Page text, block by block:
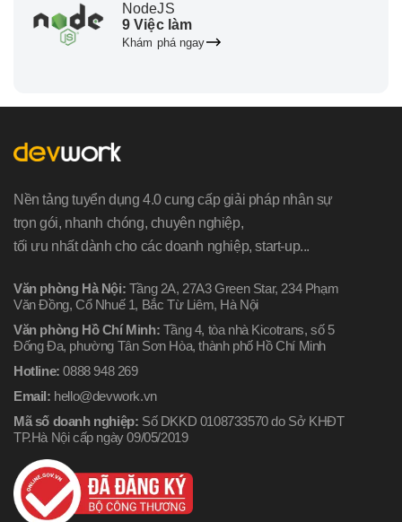
NodeJS
9 Việc làm
Khám phá ngay
Nền tảng tuyển dụng 4.0 cung cấp giải pháp nhân sự
trọn gói, nhanh chóng, chuyên nghiệp,
tối ưu nhất dành cho các doanh nghiệp, start-up...
Văn phòng Hà Nội: Tầng 2A, 27A3 Green Star, 234 Phạm
Văn Đồng, Cổ Nhuế 1, Bắc Từ Liêm, Hà Nội
Văn phòng Hồ Chí Minh: Tầng 4, tòa nhà Kicotrans, số 5
Đống Đa, phường Tân Sơn Hòa, thành phố Hồ Chí Minh
Hotline: 0888 948 269
Email: hello@devwork.vn
Mã số doanh nghiệp: Số DKKD 0108733570 do Sở KHĐT
TP.Hà Nội cấp ngày 09/05/2019